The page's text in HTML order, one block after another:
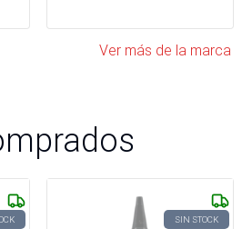
Ver más de la marca
SIN STOCK